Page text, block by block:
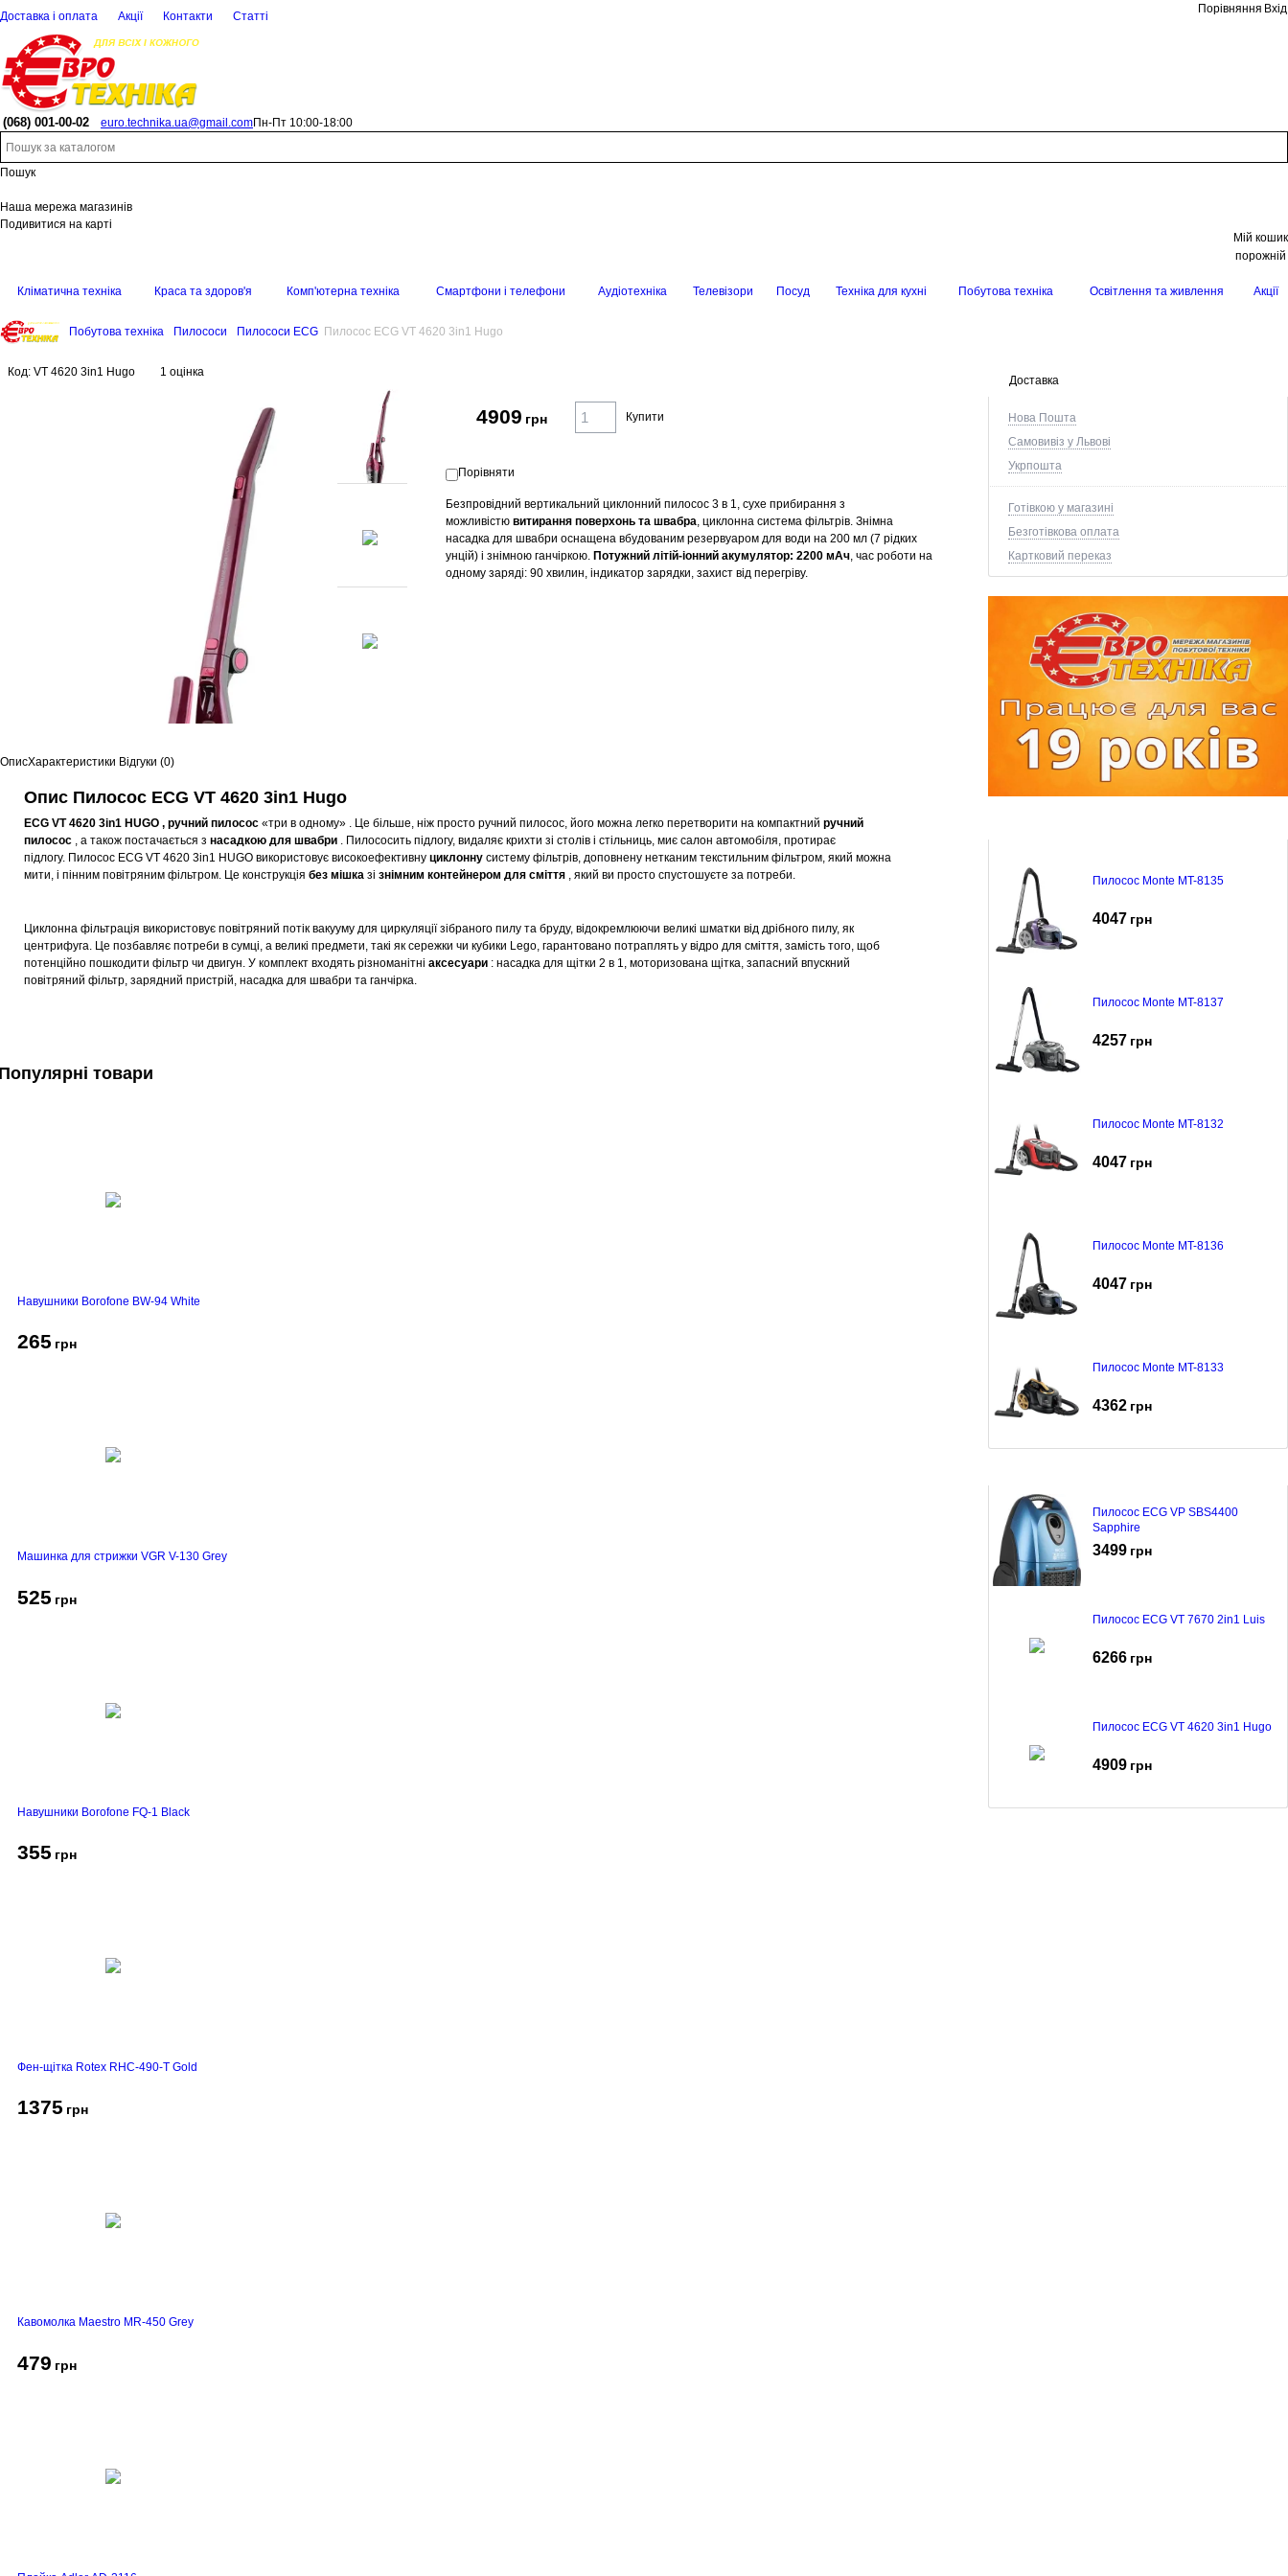
Доставка і оплата Акції Контакти Статті
Порівняння Вхід
(068) 001-00-02 euro.technika.ua@gmail.comПн-Пт 10:00-18:00
Пошук
Наша мережа магазинів
Подивитися на карті
Мій кошик
порожній
Кліматична техніка Краса та здоров'я Комп'ютерна техніка Смартфони і телефони Аудіотехніка Телевізори Посуд Техніка для кухні Побутова техніка Освітлення та живлення Акції
Побутова техніка Пилососи Пилососи ECG Пилосос ECG VT 4620 3in1 Hugo
Доставка
Нова Пошта
Самовивіз у Львові
Укрпошта
Готівкою у магазині
Безготівкова оплата
Картковий переказ
Пилосос Monte MT-8135
4047 грн
Пилосос Monte MT-8137
4257 грн
Пилосос Monte MT-8132
4047 грн
Пилосос Monte MT-8136
4047 грн
Пилосос Monte MT-8133
4362 грн
Пилосос ECG VP SBS4400
Sapphire
3499 грн
Пилосос ECG VT 7670 2in1 Luis
6266 грн
Пилосос ECG VT 4620 3in1 Hugo
4909 грн
Код: VT 4620 3in1 Hugo 1 оцінка
4909 грн Купити
Порівняти
Безпровідний вертикальний циклонний пилосос 3 в 1, сухе прибирання з
можливістю витирання поверхонь та швабра, циклонна система фільтрів. Знімна
насадка для швабри оснащена вбудованим резервуаром для води на 200 мл (7 рідких
унцій) і знімною ганчіркою. Потужний літій-іонний акумулятор: 2200 мАч, час роботи на
одному заряді: 90 хвилин, індикатор зарядки, захист від перегріву.
ОписХарактеристики Відгуки (0)
Опис Пилосос ECG VT 4620 3in1 Hugo
ECG VT 4620 3in1 HUGO , ручний пилосос «три в одному» . Це більше, ніж просто ручний пилосос, його можна легко перетворити на компактний ручний
пилосос , а також постачається з насадкою для швабри . Пилососить підлогу, видаляє крихти зі столів і стільниць, миє салон автомобіля, протирає
підлогу. Пилосос ECG VT 4620 3in1 HUGO використовує високоефективну циклонну систему фільтрів, доповнену нетканим текстильним фільтром, який можна
мити, і пінним повітряним фільтром. Це конструкція без мішка зі знімним контейнером для сміття , який ви просто спустошуєте за потреби.
Циклонна фільтрація використовує повітряний потік вакууму для циркуляції зібраного пилу та бруду, відокремлюючи великі шматки від дрібного пилу, як
центрифуга. Це позбавляє потреби в сумці, а великі предмети, такі як сережки чи кубики Lego, гарантовано потраплять у відро для сміття, замість того, щоб
потенційно пошкодити фільтр чи двигун. У комплект входять різноманітні аксесуари : насадка для щітки 2 в 1, моторизована щітка, запасний впускний
повітряний фільтр, зарядний пристрій, насадка для швабри та ганчірка.
товари
Навушники Borofone BW-94 White
265 грн
Машинка для стрижки VGR V-130 Grey
525 грн
Навушники Borofone FQ-1 Black
355 грн
Фен-щітка Rotex RHC-490-T Gold
1375 грн
Кавомолка Maestro MR-450 Grey
479 грн